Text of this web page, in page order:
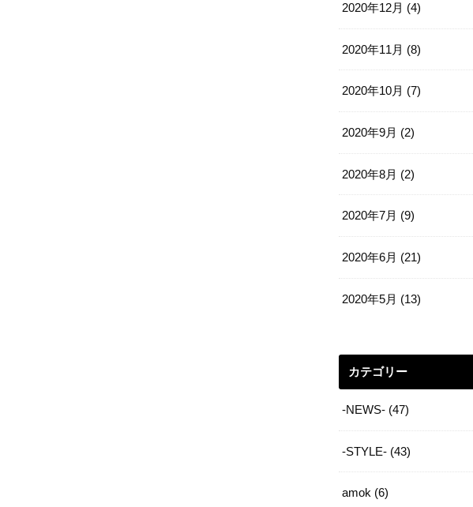
2020年12月 (4)
2020年11月 (8)
2020年10月 (7)
2020年9月 (2)
2020年8月 (2)
2020年7月 (9)
2020年6月 (21)
2020年5月 (13)
カテゴリー
-NEWS- (47)
-STYLE- (43)
amok (6)